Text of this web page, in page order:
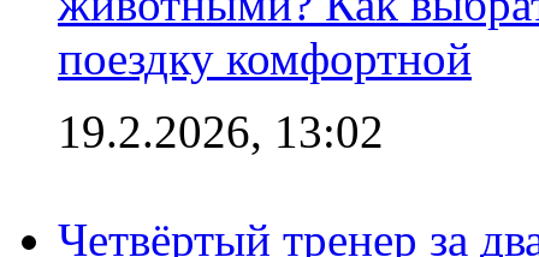
поездку комфортной
19.2.2026, 13:02
Четвёртый тренер за